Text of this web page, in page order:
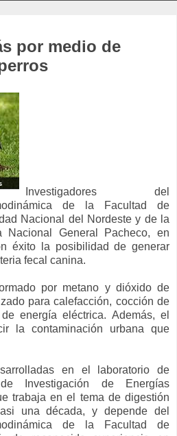
por medio de
Investigadores del
de la Facultad de
Nacional del Nordeste y de la
Nacional General Pacheco, en
éxito la posibilidad de generar
fecal canina.
por metano y dióxido de
para calefacción, cocción de
energía eléctrica. Además, el
la contaminación urbana que
en el laboratorio de
Investigación de Energías
trabaja en el tema de digestión
una década, y depende del
de la Facultad de